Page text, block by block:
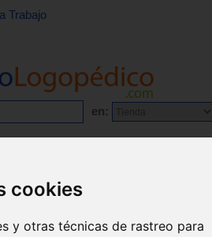
cookies
y otras técnicas de rastreo para
Trabajo
en: